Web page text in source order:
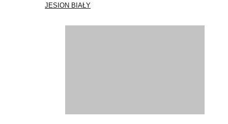
JESION BIAŁY